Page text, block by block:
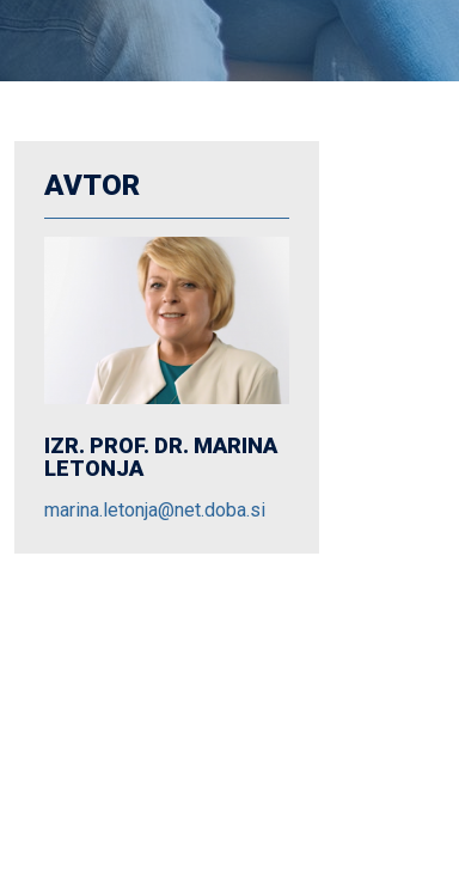
AVTOR
IZR. PROF. DR. MARINA
LETONJA
marina.letonja@net.doba.si